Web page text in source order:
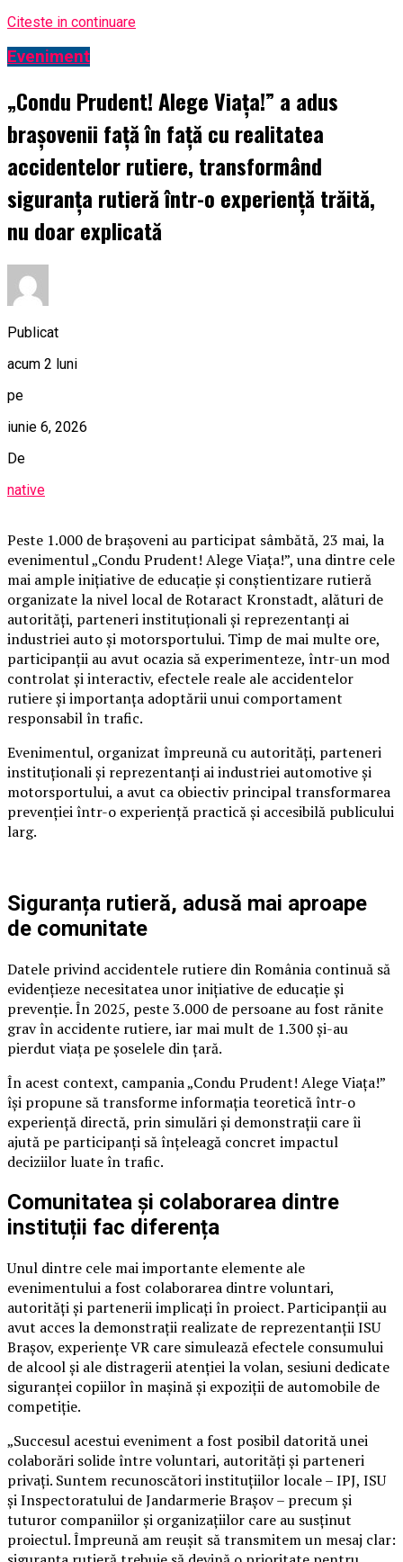
Citeste in continuare
Eveniment
„Condu Prudent! Alege Viața!” a adus
brașovenii față în față cu realitatea
accidentelor rutiere, transformând
siguranța rutieră într-o experiență trăită,
nu doar explicată
Publicat
acum 2 luni
pe
iunie 6, 2026
De
native
Peste 1.000 de brașoveni au participat sâmbătă, 23 mai, la
evenimentul „Condu Prudent! Alege Viața!”, una dintre cele
mai ample inițiative de educație și conștientizare rutieră
organizate la nivel local de Rotaract Kronstadt, alături de
autorități, parteneri instituționali și reprezentanți ai
industriei auto și motorsportului. Timp de mai multe ore,
participanții au avut ocazia să experimenteze, într-un mod
controlat și interactiv, efectele reale ale accidentelor
rutiere și importanța adoptării unui comportament
responsabil în trafic.
Evenimentul, organizat împreună cu autorități, parteneri
instituționali și reprezentanți ai industriei automotive și
motorsportului, a avut ca obiectiv principal transformarea
prevenției într-o experiență practică și accesibilă publicului
larg.
Siguranța rutieră, adusă mai aproape
de comunitate
Datele privind accidentele rutiere din România continuă să
evidențieze necesitatea unor inițiative de educație și
prevenție. În 2025, peste 3.000 de persoane au fost rănite
grav în accidente rutiere, iar mai mult de 1.300 și-au
pierdut viața pe șoselele din țară.
În acest context, campania „Condu Prudent! Alege Viața!”
își propune să transforme informația teoretică într-o
experiență directă, prin simulări și demonstrații care îi
ajută pe participanți să înțeleagă concret impactul
deciziilor luate în trafic.
Comunitatea și colaborarea dintre
instituții fac diferența
Unul dintre cele mai importante elemente ale
evenimentului a fost colaborarea dintre voluntari,
autorități și partenerii implicați în proiect. Participanții au
avut acces la demonstrații realizate de reprezentanții ISU
Brașov, experiențe VR care simulează efectele consumului
de alcool și ale distragerii atenției la volan, sesiuni dedicate
siguranței copiilor în mașină și expoziții de automobile de
competiție.
„Succesul acestui eveniment a fost posibil datorită unei
colaborări solide între voluntari, autorități și parteneri
privați. Suntem recunoscători instituțiilor locale – IPJ, ISU
și Inspectoratului de Jandarmerie Brașov – precum și
tuturor companiilor și organizațiilor care au susținut
proiectul. Împreună am reușit să transmitem un mesaj clar: